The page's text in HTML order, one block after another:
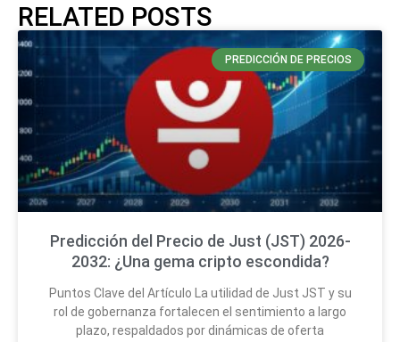
RELATED POSTS
PREDICCIÓN DE PRECIOS
Predicción del Precio de Just (JST) 2026-
2032: ¿Una gema cripto escondida?
Puntos Clave del Artículo La utilidad de Just JST y su
rol de gobernanza fortalecen el sentimiento a largo
plazo, respaldados por dinámicas de oferta